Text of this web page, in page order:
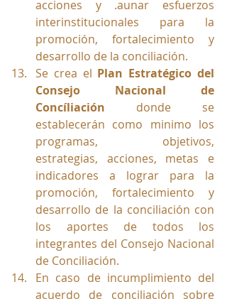
acciones y .aunar esfuerzos
interinstitucionales para la
promoción, fortalecimiento y
desarrollo de la conciliación.
Se crea el Plan Estratégico del
Consejo Nacional de
Concíliación donde se
establecerán como minimo los
programas, objetivos,
estrategias, acciones, metas e
indicadores a lograr para la
promoción, fortalecimiento y
desarrollo de la conciliación con
los aportes de todos los
integrantes del Consejo Nacional
de Conciliación.
En caso de incumplimiento del
acuerdo de conciliación sobre